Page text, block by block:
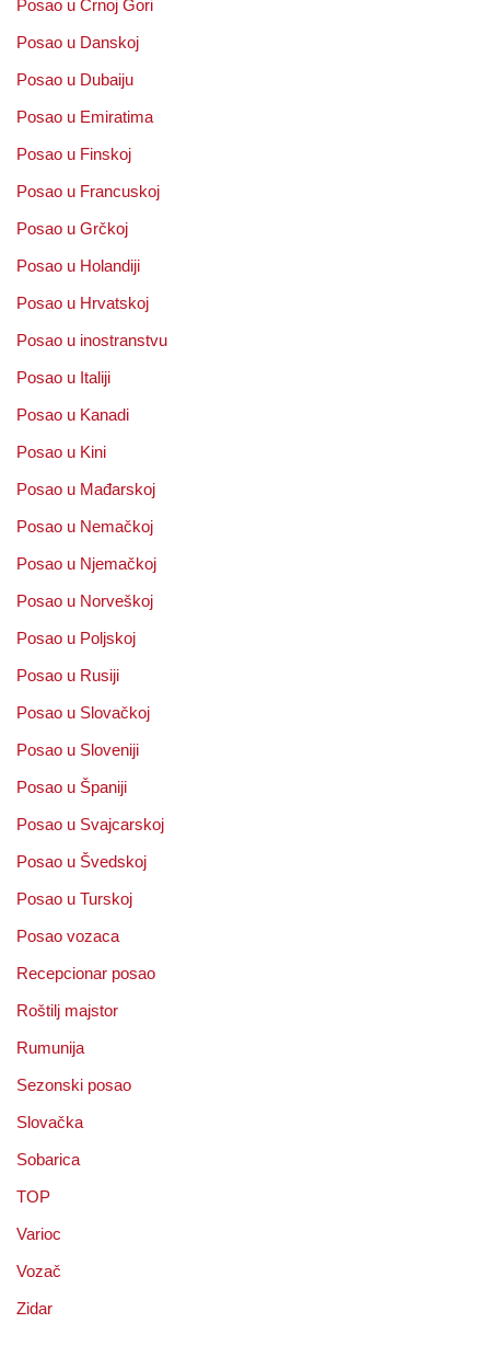
Posao u Crnoj Gori
Posao u Danskoj
Posao u Dubaiju
Posao u Emiratima
Posao u Finskoj
Posao u Francuskoj
Posao u Grčkoj
Posao u Holandiji
Posao u Hrvatskoj
Posao u inostranstvu
Posao u Italiji
Posao u Kanadi
Posao u Kini
Posao u Mađarskoj
Posao u Nemačkoj
Posao u Njemačkoj
Posao u Norveškoj
Posao u Poljskoj
Posao u Rusiji
Posao u Slovačkoj
Posao u Sloveniji
Posao u Španiji
Posao u Svajcarskoj
Posao u Švedskoj
Posao u Turskoj
Posao vozaca
Recepcionar posao
Roštilj majstor
Rumunija
Sezonski posao
Slovačka
Sobarica
TOP
Varioc
Vozač
Zidar